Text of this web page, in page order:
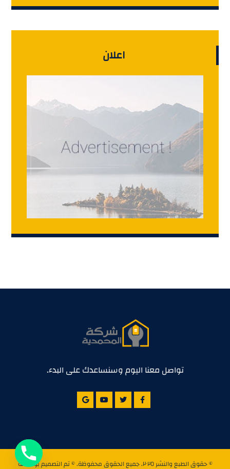
اعلان
تواصل معنا اليوم وسنساعدك على البدء.
© حقوق الطبع والنشر ٢٠٢٥. جميع الحقوق محفوظة. © تم التصميم بواسطة